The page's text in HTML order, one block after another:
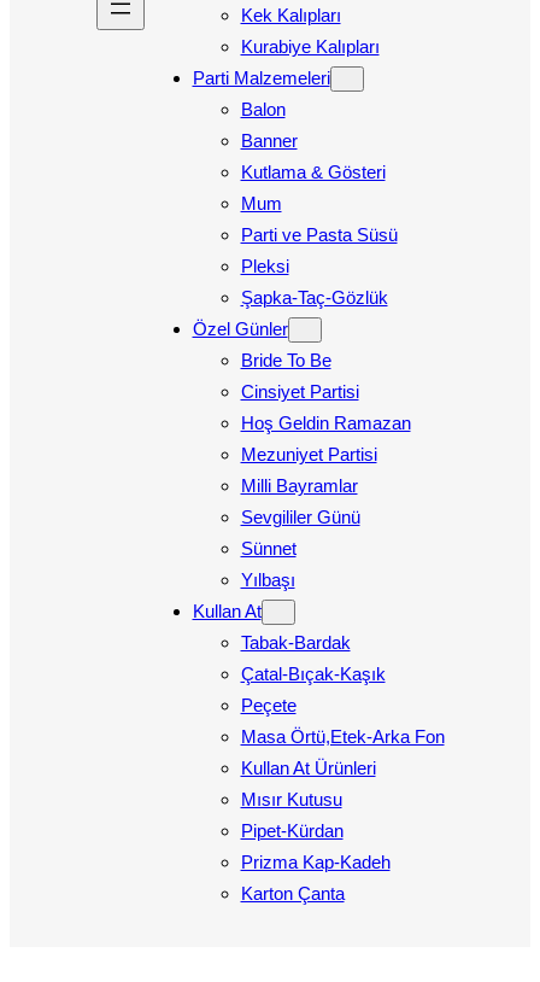
Kek Kalıpları
Kurabiye Kalıpları
Parti Malzemeleri
Balon
Banner
Kutlama & Gösteri
Mum
Parti ve Pasta Süsü
Pleksi
Şapka-Taç-Gözlük
Özel Günler
Bride To Be
Cinsiyet Partisi
Hoş Geldin Ramazan
Mezuniyet Partisi
Milli Bayramlar
Sevgililer Günü
Sünnet
Yılbaşı
Kullan At
Tabak-Bardak
Çatal-Bıçak-Kaşık
Peçete
Masa Örtü,Etek-Arka Fon
Kullan At Ürünleri
Mısır Kutusu
Pipet-Kürdan
Prizma Kap-Kadeh
Karton Çanta